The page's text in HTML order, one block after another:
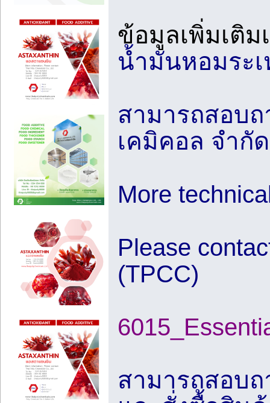
ข้อมูลเพิ่มเติ
น้ำมันหอมระ
สามารถสอบ
เคมิคอล จำกั
More
Please
(TPCC)
สามารถสอบ